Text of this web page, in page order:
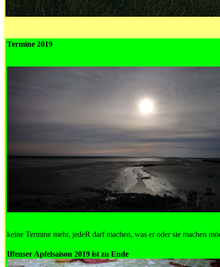
Termine 2019
keine Termine mehr, jedeR darf machen, was er oder sie machen
Iffenser Apfelsaison 2019 ist zu Ende